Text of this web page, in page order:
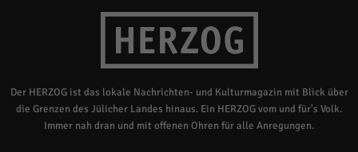
Der HERZOG ist das lokale Nachrichten- und Kulturmagazin mit Blick über
die Grenzen des Jülicher Landes hinaus. Ein HERZOG vom und für's Volk.
Immer nah dran und mit offenen Ohren für alle Anregungen.